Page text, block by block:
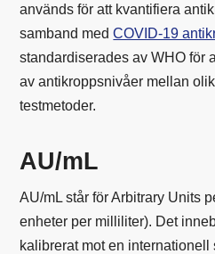
används för att kvantifiera
samband medCOVID-19
standardiserades av WHO för
av antikroppsnivåer mellan
testmetoder.
AU/mL
AU/mL står för Arbitrary Units
enheter per milliliter). Det
kalibrerat mot en